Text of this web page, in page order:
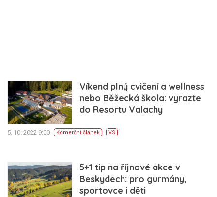
Víkend plný cvičení a wellness
nebo Běžecká škola: vyrazte
do Resortu Valachy
5. 10. 2022 9:00 Komerční článek VS
5+1 tip na říjnové akce v
Beskydech: pro gurmány,
sportovce i děti